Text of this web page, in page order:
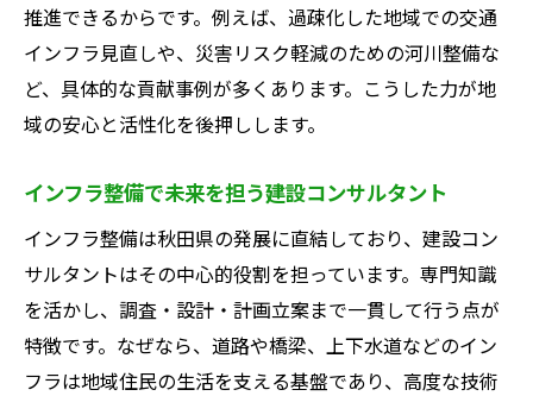
ア像
秋田県で建設コンサルタントが活躍する理由と
は
地域特性に合った建設コンサルタントの重
秋田県で求められる建設コンサルタントの
資質
建設コンサルタントが選ばれる理由を徹底
解説
秋田県の課題解決に貢献する建設コンサル
推進できるからです。例えば、過疎化した地域での交通
インフラ見直しや、災害リスク軽減のための河川整備な
ど、具体的な貢献事例が多くあります。こうした力が地
域の安心と活性化を後押しします。
インフラ整備で未来を担う建設コンサルタント
インフラ整備は秋田県の発展に直結しており、建設コン
サルタントはその中心的役割を担っています。専門知識
を活かし、調査・設計・計画立案まで一貫して行う点が
特徴です。なぜなら、道路や橋梁、上下水道などのイン
フラは地域住民の生活を支える基盤であり、高度な技術